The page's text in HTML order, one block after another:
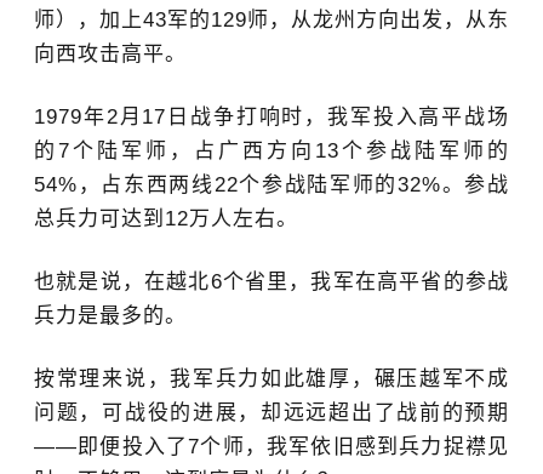
师），加上43军的129师，从龙州方向出发，从东
向西攻击高平。
1979年2月17日战争打响时，我军投入高平战场
的7个陆军师，占广西方向13个参战陆军师的
54%，占东西两线22个参战陆军师的32%。参战
总兵力可达到12万人左右。
也就是说，在越北6个省里，我军在高平省的参战
兵力是最多的。
按常理来说，我军兵力如此雄厚，碾压越军不成
问题，可战役的进展，却远远超出了战前的预期
——即便投入了7个师，我军依旧感到兵力捉襟见